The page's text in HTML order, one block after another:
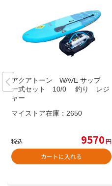
アクアトーン WAVE サップ
一式セット 10/0 釣り レジ
ャー
マイストア在庫： 2650
税込 9570円
カートに入れる